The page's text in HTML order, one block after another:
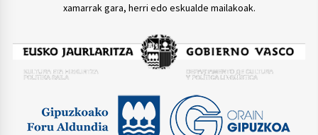
xamarrak gara, herri edo eskualde mailakoak.